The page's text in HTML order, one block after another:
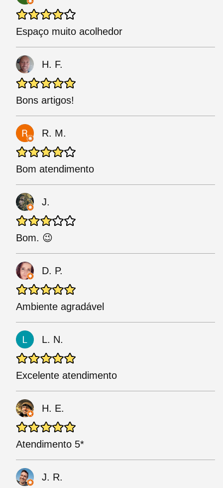
Espaço muito acolhedor
H. F.
Bons artigos!
R. M.
Bom atendimento
J.
Bom. 😉
D. P.
Ambiente agradável
L. N.
Excelente atendimento
H. E.
Atendimento 5*
J. R.